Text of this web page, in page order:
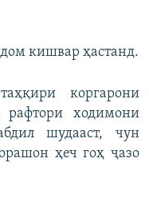
кишвар ҳастанд.
коргарони
ходимони
шудааст, чун
ҳеч гоҳ ҷазо